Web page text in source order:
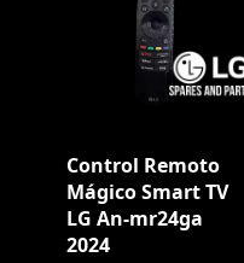
Control Remoto
Mágico Smart TV
LG An-mr24ga
2024